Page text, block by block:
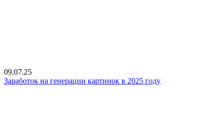
09.07.25
Заработок на генерации картинок в 2025 году